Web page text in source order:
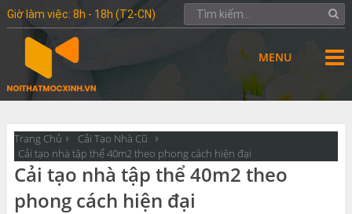
Giờ làm việc: 8h - 18h (T2-CN)
MENU
Trang Chủ
Cải Tạo Nhà Cũ
Cải tạo nhà tập thể 40m2 theo phong cách hiện đại
Cải tạo nhà tập thể 40m2 theo
phong cách hiện đại